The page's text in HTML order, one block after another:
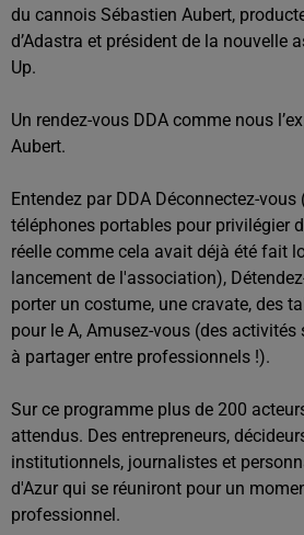
du cannois Sébastien Aubert,
d’Adastra et président de la nouvelle
Up.
Un rendez-vous DDA comme nous
Aubert.
Entendez par DDA Déconnectez-
téléphones portables pour privilégier
réelle comme cela avait déjà été fait
lancement de l'association),
porter un costume, une cravate, des
pour le A, Amusez-vous (des
à partager entre professionnels !).
Sur ce programme plus de 200
attendus. Des entrepreneurs,
institutionnels, journalistes et
d'Azur qui se réuniront pour un
professionnel.